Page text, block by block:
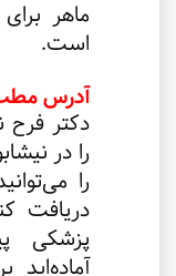
ماهر
است.
آدرس
دکتر
را در
را
دریافت
پزشکی
آماده‌اید